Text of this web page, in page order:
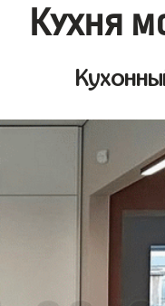
Кухня